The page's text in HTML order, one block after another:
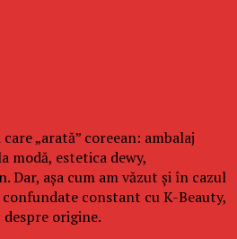
„arată” coreean: ambalaj
modă, estetica dewy,
Dar, așa cum am văzut și în cazul
constant cu K-Beauty,
origine.